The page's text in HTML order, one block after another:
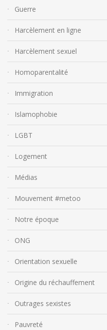
Guerre
Harcèlement en ligne
Harcèlement sexuel
Homoparentalité
Immigration
Islamophobie
LGBT
Logement
Médias
Mouvement #metoo
Notre époque
ONG
Orientation sexuelle
Origine du réchauffement
Outrages sexistes
Pauvreté